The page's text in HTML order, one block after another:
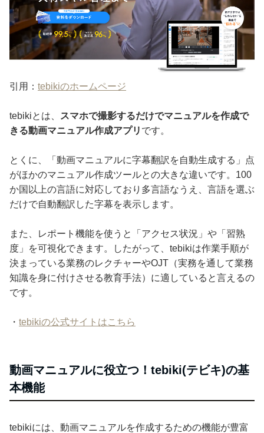
引用： tebikiのホームページ
tebikiとは、
スマホで撮影するだけでマニュアルを作成で
きる動画マニュアル作成アプリ です。
とくに、「動画マニュアルに字幕翻訳を自動生成する」点
がほかのマニュアル作成ツールとの大きな違いです。100
か国以上の言語に対応しており多言語なうえ、言語を選ぶ
だけで自動翻訳した字幕を表示します。
また、レポート機能を使うと「アクセス状況」や「習熟
度」を可視化できます。したがって、tebikiは作業手順が
決まっている業務のレクチャーやOJT（実務を通して業務
知識を身に付けさせる教育手法）に適していると言えるの
です。
・ tebikiの公式サイトはこちら
動画マニュアルに役立つ！tebiki(テビキ)の基
本機能
tebikiには、動画マニュアルを作成するための機能が豊富